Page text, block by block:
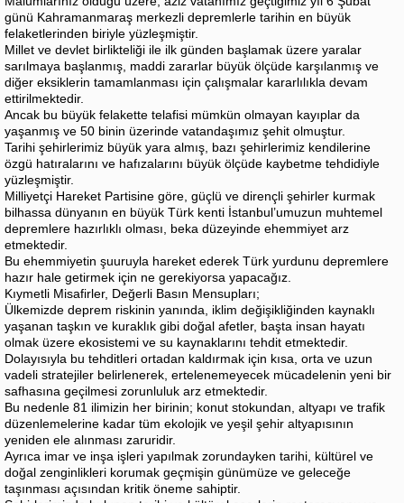
günü Kahramanmaraş merkezli depremlerle tarihin en büyük
felaketlerinden biriyle yüzleşmiştir.
Millet ve devlet birlikteliği ile ilk günden başlamak üzere yaralar
sarılmaya başlanmış, maddi zararlar büyük ölçüde karşılanmış ve
diğer eksiklerin tamamlanması için çalışmalar kararlılıkla devam
ettirilmektedir.
Ancak bu büyük felakette telafisi mümkün olmayan kayıplar da
yaşanmış ve 50 binin üzerinde vatandaşımız şehit olmuştur.
Tarihi şehirlerimiz büyük yara almış, bazı şehirlerimiz kendilerine
özgü hatıralarını ve hafızalarını büyük ölçüde kaybetme tehdidiyle
yüzleşmiştir.
Milliyetçi Hareket Partisine göre, güçlü ve dirençli şehirler kurmak
bilhassa dünyanın en büyük Türk kenti İstanbul’umuzun muhtemel
depremlere hazırlıklı olması, beka düzeyinde ehemmiyet arz
etmektedir.
Bu ehemmiyetin şuuruyla hareket ederek Türk yurdunu depremlere
hazır hale getirmek için ne gerekiyorsa yapacağız.
Kıymetli Misafirler, Değerli Basın Mensupları;
Ülkemizde deprem riskinin yanında, iklim değişikliğinden kaynaklı
yaşanan taşkın ve kuraklık gibi doğal afetler, başta insan hayatı
olmak üzere ekosistemi ve su kaynaklarını tehdit etmektedir.
Dolayısıyla bu tehditleri ortadan kaldırmak için kısa, orta ve uzun
vadeli stratejiler belirlenerek, ertelenemeyecek mücadelenin yeni bir
safhasına geçilmesi zorunluluk arz etmektedir.
Bu nedenle 81 ilimizin her birinin; konut stokundan, altyapı ve trafik
düzenlemelerine kadar tüm ekolojik ve yeşil şehir altyapısının
yeniden ele alınması zaruridir.
Ayrıca imar ve inşa işleri yapılmak zorundayken tarihi, kültürel ve
doğal zenginlikleri korumak geçmişin günümüze ve geleceğe
taşınması açısından kritik öneme sahiptir.